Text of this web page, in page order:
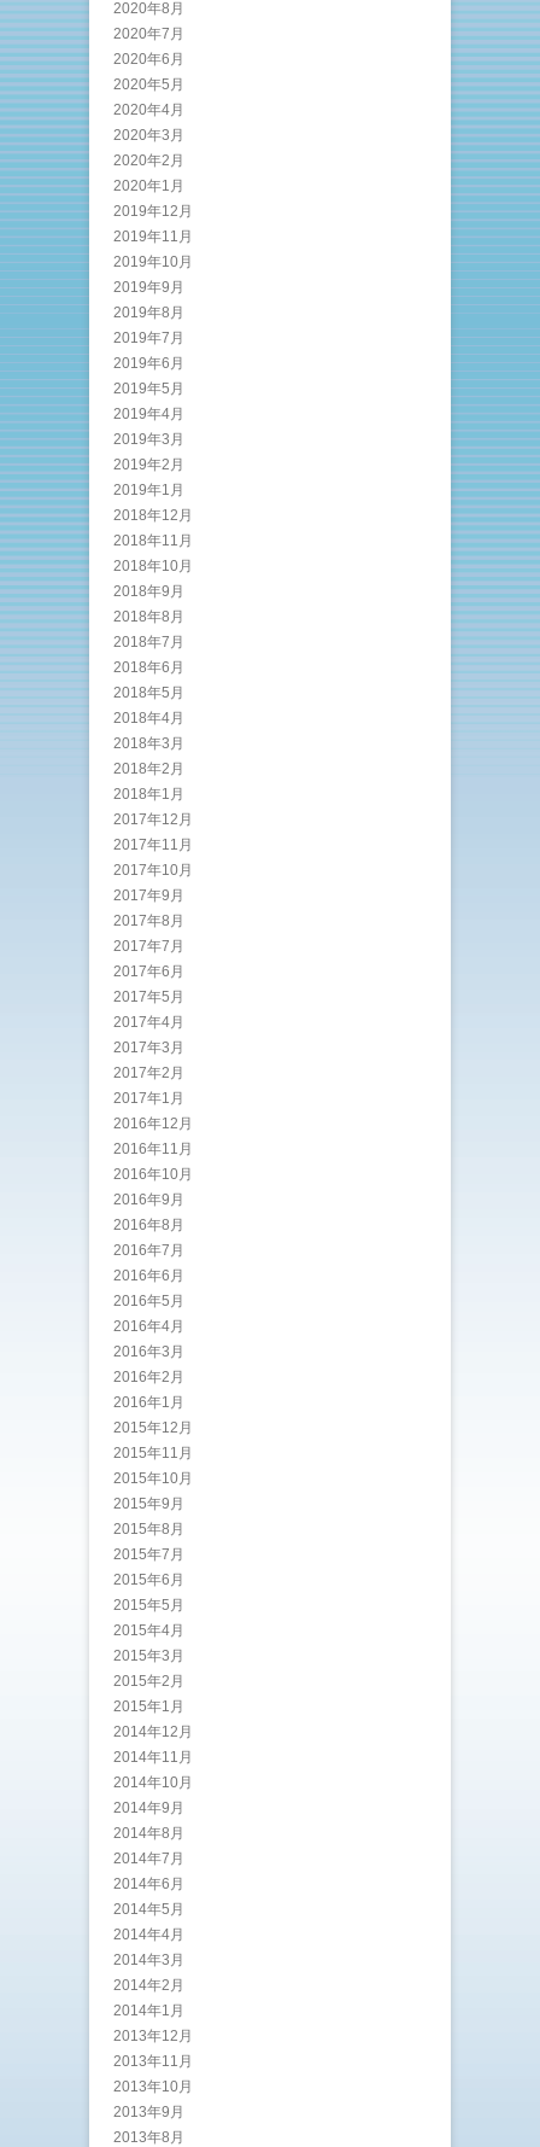
2020年8月
2020年7月
2020年6月
2020年5月
2020年4月
2020年3月
2020年2月
2020年1月
2019年12月
2019年11月
2019年10月
2019年9月
2019年8月
2019年7月
2019年6月
2019年5月
2019年4月
2019年3月
2019年2月
2019年1月
2018年12月
2018年11月
2018年10月
2018年9月
2018年8月
2018年7月
2018年6月
2018年5月
2018年4月
2018年3月
2018年2月
2018年1月
2017年12月
2017年11月
2017年10月
2017年9月
2017年8月
2017年7月
2017年6月
2017年5月
2017年4月
2017年3月
2017年2月
2017年1月
2016年12月
2016年11月
2016年10月
2016年9月
2016年8月
2016年7月
2016年6月
2016年5月
2016年4月
2016年3月
2016年2月
2016年1月
2015年12月
2015年11月
2015年10月
2015年9月
2015年8月
2015年7月
2015年6月
2015年5月
2015年4月
2015年3月
2015年2月
2015年1月
2014年12月
2014年11月
2014年10月
2014年9月
2014年8月
2014年7月
2014年6月
2014年5月
2014年4月
2014年3月
2014年2月
2014年1月
2013年12月
2013年11月
2013年10月
2013年9月
2013年8月